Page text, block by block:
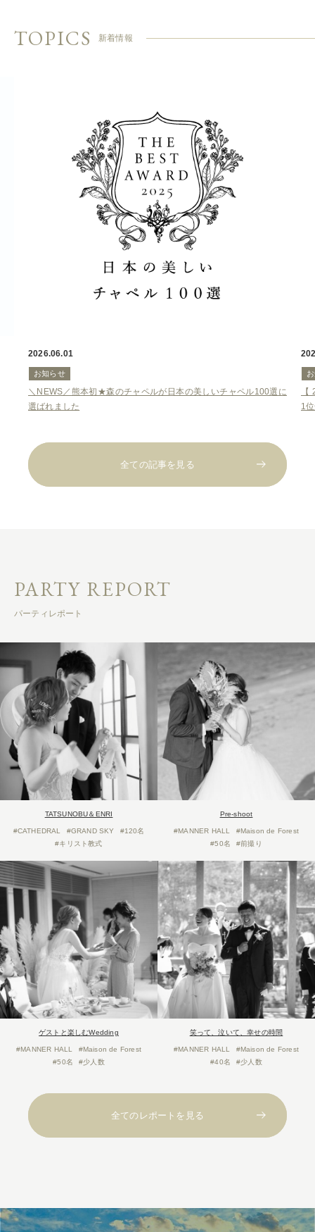
TOPICS 新着情報
2025.12.18
お知らせ
【 2026／年間総合口コミランキング】熊本県ゲストハウス部門で
1位受賞！
全ての記事を見る
PARTY REPORT
パーティレポート
TATSUNOBU＆ENRI
#CATHEDRAL #GRAND SKY
#120名
#キリスト教式
Pre-shoot
#MANNER HALL
#Maison de Forest
#50名
#前撮り
ゲストと楽しむWedding
#MANNER HALL
#Maison de Forest
#50名
#少人数
笑って、泣いて、幸せの時間
#MANNER HALL
#Maison de Forest
#40名
#少人数
全てのレポートを見る